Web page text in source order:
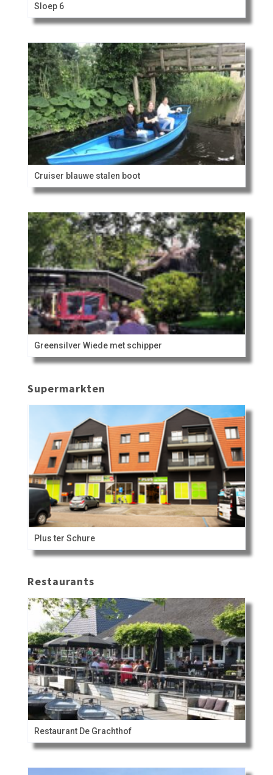
Sloep 6
Cruiser blauwe stalen boot
Greensilver Wiede met schipper
Supermarkten
Plus ter Schure
Restaurants
Restaurant De Grachthof